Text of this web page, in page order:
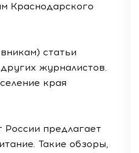
Краснодарского
статьи
журналистов.
края
России предлагает
Такие обзоры,